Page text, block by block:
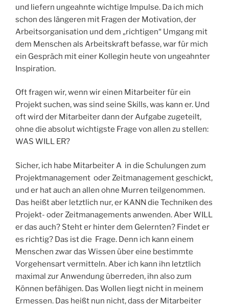
und liefern ungeahnte wichtige Impulse. Da ich mich
schon des längeren mit Fragen der Motivation, der
Arbeitsorganisation und dem „richtigen“ Umgang mit
dem Menschen als Arbeitskraft befasse, war für mich
ein Gespräch mit einer Kollegin heute von ungeahnter
Inspiration.
Oft fragen wir, wenn wir einen Mitarbeiter für ein
Projekt suchen, was sind seine Skills, was kann er. Und
oft wird der Mitarbeiter dann der Aufgabe zugeteilt,
ohne die absolut wichtigste Frage von allen zu stellen:
WAS WILL ER?
Sicher, ich habe Mitarbeiter A in die Schulungen zum
Projektmanagement oder Zeitmanagement geschickt,
und er hat auch an allen ohne Murren teilgenommen.
Das heißt aber letztlich nur, er KANN die Techniken des
Projekt- oder Zeitmanagements anwenden. Aber WILL
er das auch? Steht er hinter dem Gelernten? Findet er
es richtig? Das ist die Frage. Denn ich kann einem
Menschen zwar das Wissen über eine bestimmte
Vorgehensart vermitteln. Aber ich kann ihn letztlich
maximal zur Anwendung überreden, ihn also zum
Können befähigen. Das Wollen liegt nicht in meinem
Ermessen. Das heißt nun nicht, dass der Mitarbeiter